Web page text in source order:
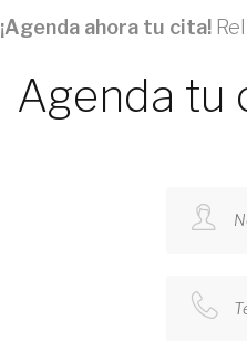
¡Agenda ahora tu cita!
Agenda tu